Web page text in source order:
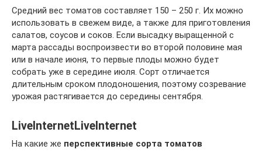
Средний вес томатов составляет 150 – 250 г. Их можно
использовать в свежем виде, а также для приготовления
салатов, соусов и соков. Если высадку выращенной с
марта рассады воспроизвести во второй половине мая
или в начале июня, то первые плоды можно будет
собрать уже в середине июля. Сорт отличается
длительным сроком плодоношения, поэтому созревание
урожая растягивается до середины сентября.
LiveInternetLiveInternet
На какие же перспективные сорта томатов